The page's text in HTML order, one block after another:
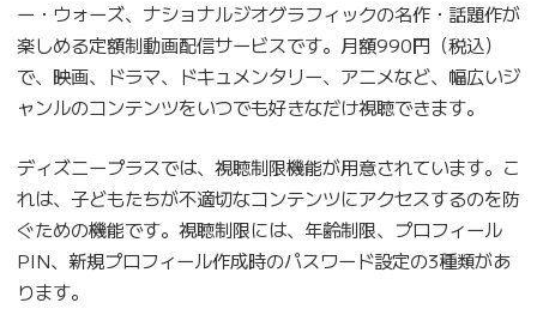
ー・ウォーズ、ナショナルジオグラフィックの名作・話題作が
楽しめる定額制動画配信サービスです。月額990円（税込）
で、映画、ドラマ、ドキュメンタリー、アニメなど、幅広いジ
ャンルのコンテンツをいつでも好きなだけ視聴できます。
ディズニープラスでは、視聴制限機能が用意されています。こ
れは、子どもたちが不適切なコンテンツにアクセスするのを防
ぐための機能です。視聴制限には、年齢制限、プロフィール
PIN、新規プロフィール作成時のパスワード設定の3種類があ
ります。